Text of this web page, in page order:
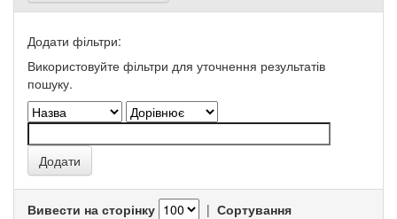
Додати фільтри:
Використовуйте фільтри для уточнення результатів
пошуку.
Вивести на сторінку | Сортування